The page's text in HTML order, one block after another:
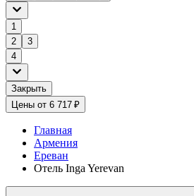
1
2
3
4
Закрыть
Цены от 6 717 ₽
Главная
Армения
Ереван
Отель Inga Yerevan